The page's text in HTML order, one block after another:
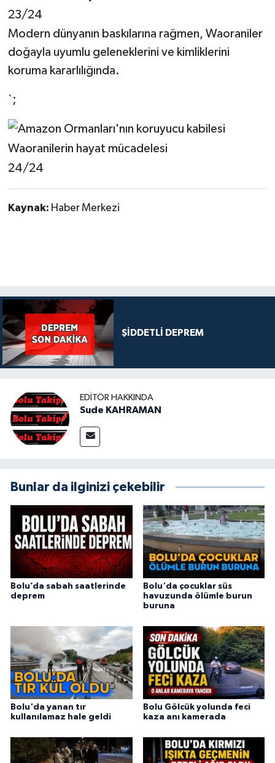
23/24
Modern dünyanın baskılarına rağmen, Waoraniler
doğayla uyumlu geleneklerini ve kimliklerini
koruma kararlılığında.
`;
24/24
Kaynak: Haber Merkezi
ŞİDDETLİ DEPREM
EDITÖR HAKKINDA
Sude KAHRAMAN
Bunlar da ilginizi çekebilir
Bolu’da sabah saatlerinde
deprem
Bolu'da çocuklar süs
havuzunda ölümle burun
buruna
Bolu'da yanan tır
kullanılamaz hale geldi
Bolu Gölcük yolunda feci
kaza anı kamerada